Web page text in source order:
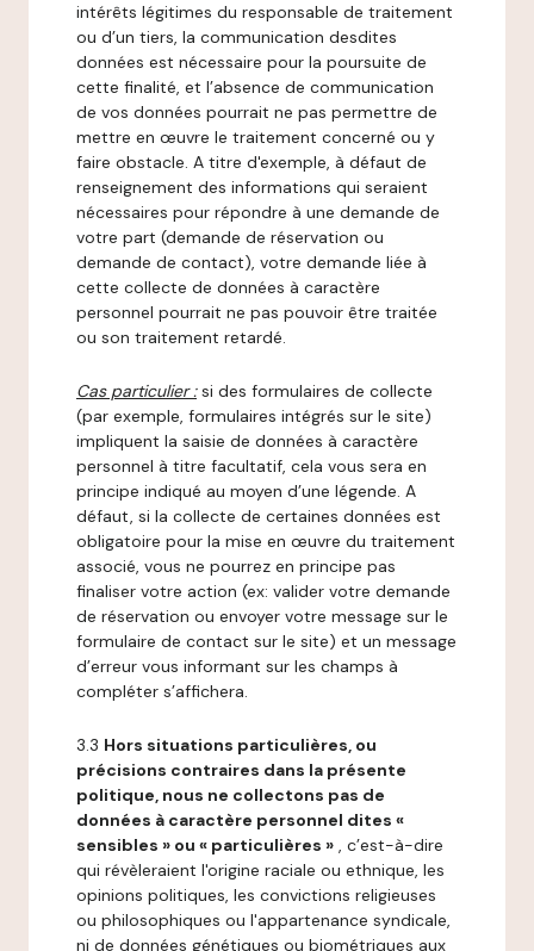
intérêts légitimes du responsable de traitement
ou d’un tiers, la communication desdites
données est nécessaire pour la poursuite de
cette finalité, et l’absence de communication
de vos données pourrait ne pas permettre de
mettre en œuvre le traitement concerné ou y
faire obstacle. A titre d'exemple, à défaut de
renseignement des informations qui seraient
nécessaires pour répondre à une demande de
votre part (demande de réservation ou
demande de contact), votre demande liée à
cette collecte de données à caractère
personnel pourrait ne pas pouvoir être traitée
ou son traitement retardé.
Cas particulier : si des formulaires de collecte
(par exemple, formulaires intégrés sur le site)
impliquent la saisie de données à caractère
personnel à titre facultatif, cela vous sera en
principe indiqué au moyen d’une légende. A
défaut, si la collecte de certaines données est
obligatoire pour la mise en œuvre du traitement
associé, vous ne pourrez en principe pas
finaliser votre action (ex: valider votre demande
de réservation ou envoyer votre message sur le
formulaire de contact sur le site) et un message
d’erreur vous informant sur les champs à
compléter s’affichera.
3.3 Hors situations particulières, ou
précisions contraires dans la présente
politique, nous ne collectons pas de
données à caractère personnel dites «
sensibles » ou « particulières » , c’est-à-dire
qui révèleraient l'origine raciale ou ethnique, les
opinions politiques, les convictions religieuses
ou philosophiques ou l'appartenance syndicale,
ni de données génétiques ou biométriques aux